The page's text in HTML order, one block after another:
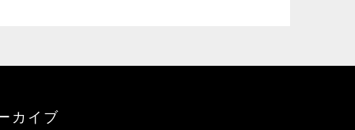
カイブ